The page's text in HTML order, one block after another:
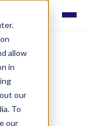
allow
in
our
To
our